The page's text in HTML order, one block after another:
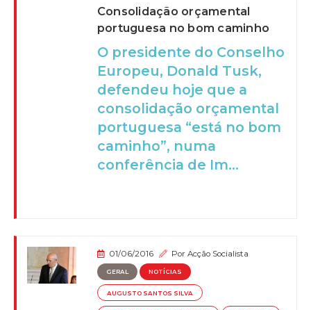
Consolidação orçamental
portuguesa no bom caminho
O presidente do Conselho
Europeu, Donald Tusk,
defendeu hoje que a
consolidação orçamental
portuguesa “está no bom
caminho”, numa
conferência de Im...
01/06/2016 PorAcção Socialista
GERAL NOTÍCIAS
AUGUSTO SANTOS SILVA